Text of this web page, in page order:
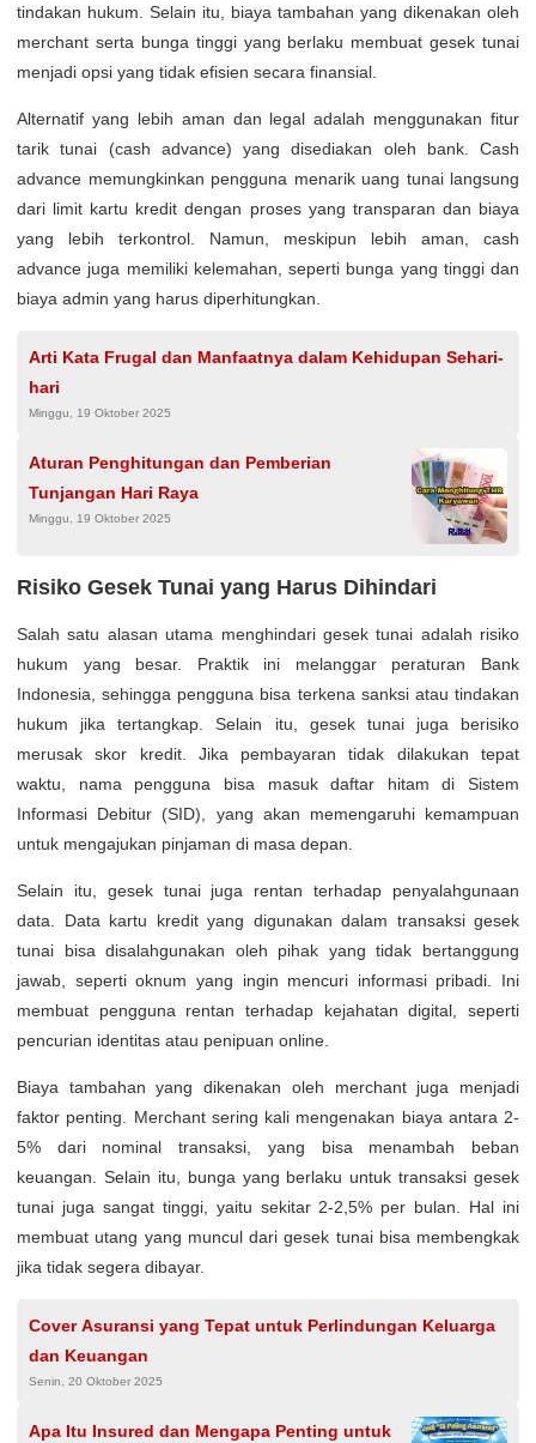
tindakan hukum. Selain itu, biaya tambahan yang dikenakan oleh
merchant serta bunga tinggi yang berlaku membuat gesek tunai
menjadi opsi yang tidak efisien secara finansial.
Alternatif yang lebih aman dan legal adalah menggunakan fitur
tarik tunai (cash advance) yang disediakan oleh bank. Cash
advance memungkinkan pengguna menarik uang tunai langsung
dari limit kartu kredit dengan proses yang transparan dan biaya
yang lebih terkontrol. Namun, meskipun lebih aman, cash
advance juga memiliki kelemahan, seperti bunga yang tinggi dan
biaya admin yang harus diperhitungkan.
Arti Kata Frugal dan Manfaatnya dalam Kehidupan Sehari-
hari
Minggu, 19 Oktober 2025
Aturan Penghitungan dan Pemberian
Tunjangan Hari Raya
Minggu, 19 Oktober 2025
Risiko Gesek Tunai yang Harus Dihindari
Salah satu alasan utama menghindari gesek tunai adalah risiko
hukum yang besar. Praktik ini melanggar peraturan Bank
Indonesia, sehingga pengguna bisa terkena sanksi atau tindakan
hukum jika tertangkap. Selain itu, gesek tunai juga berisiko
merusak skor kredit. Jika pembayaran tidak dilakukan tepat
waktu, nama pengguna bisa masuk daftar hitam di Sistem
Informasi Debitur (SID), yang akan memengaruhi kemampuan
untuk mengajukan pinjaman di masa depan.
Selain itu, gesek tunai juga rentan terhadap penyalahgunaan
data. Data kartu kredit yang digunakan dalam transaksi gesek
tunai bisa disalahgunakan oleh pihak yang tidak bertanggung
jawab, seperti oknum yang ingin mencuri informasi pribadi. Ini
membuat pengguna rentan terhadap kejahatan digital, seperti
pencurian identitas atau penipuan online.
Biaya tambahan yang dikenakan oleh merchant juga menjadi
faktor penting. Merchant sering kali mengenakan biaya antara 2-
5% dari nominal transaksi, yang bisa menambah beban
keuangan. Selain itu, bunga yang berlaku untuk transaksi gesek
tunai juga sangat tinggi, yaitu sekitar 2-2,5% per bulan. Hal ini
membuat utang yang muncul dari gesek tunai bisa membengkak
jika tidak segera dibayar.
Cover Asuransi yang Tepat untuk Perlindungan Keluarga
dan Keuangan
Senin, 20 Oktober 2025
Apa Itu Insured dan Mengapa Penting untuk